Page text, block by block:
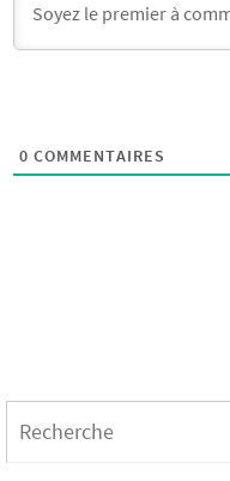
0 COMMENTAIRES